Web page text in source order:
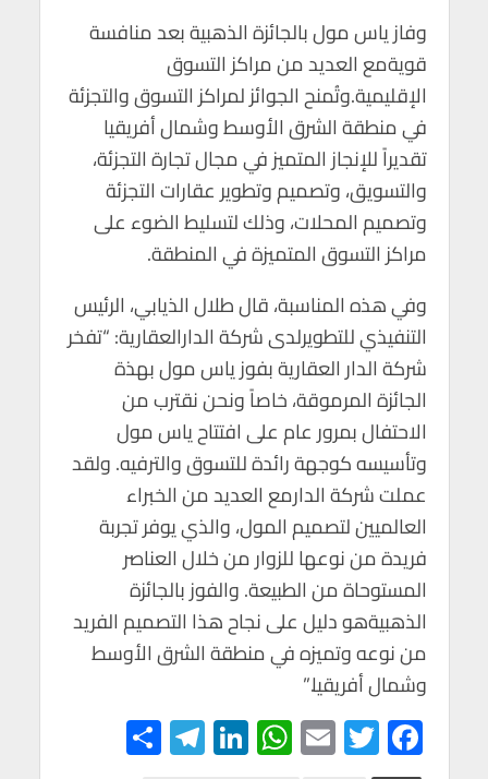
وفاز ياس مول بالجائزة الذهبية بعد منافسة
قويةمع العديد من مراكز التسوق
الإقليمية.وتُمنح الجوائز لمراكز التسوق والتجزئة
في منطقة الشرق الأوسط وشمال أفريقيا
تقديراً للإنجاز المتميز في مجال تجارة التجزئة،
والتسويق، وتصميم وتطوير عقارات التجزئة
وتصميم المحلات، وذلك لتسليط الضوء على
مراكز التسوق المتميزة في المنطقة.
وفي هذه المناسبة، قال طلال الذيابي، الرئيس
التنفيذي للتطويرلدى شركة الدارالعقارية: “تفخر
شركة الدار العقارية بفوز ياس مول بهذة
الجائزة المرموقة، خاصاً ونحن نقترب من
الاحتفال بمرور عام على افتتاح ياس مول
وتأسيسه كوجهة رائدة للتسوق والترفيه. ولقد
عملت شركة الدارمع العديد من الخبراء
العالميين لتصميم المول، والذي يوفر تجربة
فريدة من نوعها للزوار من خلال العناصر
المستوحاة من الطبيعة. والفوز بالجائزة
الذهبيةهو دليل على نجاح هذا التصميم الفريد
من نوعه وتميزه في منطقة الشرق الأوسط
وشمال أفريقيا.”
F
T
E
W
Li
Te